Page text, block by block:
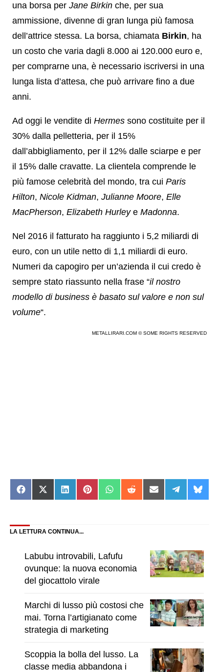
una borsa per Jane Birkin che, per sua
ammissione, divenne di gran lunga più famosa
dell’attrice stessa. La borsa, chiamata Birkin, ha
un costo che varia dagli 8.000 ai 120.000 euro e,
per comprarne una, è necessario iscriversi in una
lunga lista d’attesa, che può arrivare fino a due
anni.
Ad oggi le vendite di Hermes sono costituite per il
30% dalla pelletteria, per il 15%
dall’abbigliamento, per il 12% dalle sciarpe e per
il 15% dalle cravatte. La clientela comprende le
più famose celebrità del mondo, tra cui Paris
Hilton, Nicole Kidman, Julianne Moore, Elle
MacPherson, Elizabeth Hurleye Madonna.
Nel 2016 il fatturato ha raggiunto i 5,2 miliardi di
euro, con un utile netto di 1,1 miliardi di euro.
Numeri da capogiro per un’azienda il cui credo è
sempre stato riassunto nella frase “il nostro
modello di business è basato sul valore e non sul
volume“.
METALLIRARI.COM © SOME RIGHTS RESERVED
Share
on
Share
on
Share
on
Share
on
Share
on
Share
on
Share
on
Share
on
on
LA LETTURA CONTINUA...
Labubu introvabili, Lafufu
ovunque: la nuova economia
del giocattolo virale
Marchi di lusso più costosi che
mai. Torna l’artigianato come
strategia di marketing
Scoppia la bolla del lusso. La
classe media abbandona i